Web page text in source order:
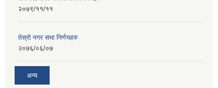
२०७९/११/११
तेस्रो नगर सभा निर्णयहरु
२०७६/०६/०७
अन्य